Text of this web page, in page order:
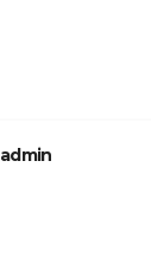
admin